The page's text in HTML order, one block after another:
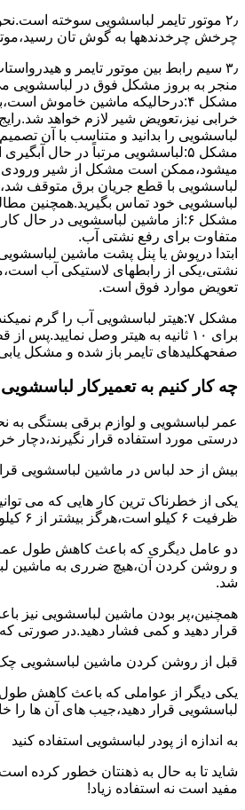
ﭼﺮﺧﺶ چرخدندهها به گوش تان
۳٫ ﺳﯿﻢ راﺑﻂ ﺑﯿﻦ ﻣﻮﺗﻮر ﺗﺎﯾﻤﺮ و
ﻣﻨﺠﺮ ﺑﻪ ﺑﺮوز مشکل ﻓﻮق در لباسشویی
مشکل ۴:درحالیکه ﻣﺎﺷﯿﻦ ﺧﺎﻣﻮش
خرابی نیز،تعویض شیر لازم خواهد
لباسشویی را بدانید و متناسب با آن تصمیم
مشکل ۵:لباسشویی مرتباً در ﺣﺎل
میشود،ممکن است مشکل از شیر ورودی
لباسشویی با قطع جریان برق متوقف
لباسشویی خود تماس بگیرید.همچنین
مشکل ۶:از ﻣﺎﺷﯿﻦ لباسشویی در
متفاوت برای رفع نشتی آب.
ابتدا درپوش یا پنل ﭘﺸﺖ ﻣﺎﺷﯿﻦ
نشتی،ﯾﮑﯽ از رابطهای ﻻﺳﺘﯿﮑﯽ آب
ﺗﻌﻮﯾﺾ ﻣﻮارد ﻓﻮق اﺳﺖ.
برای ۱۰ ﺛﺎﻧﯿﻪ ﺑﻪ ﻫﯿﺘﺮ وصل
صفحهکلیدهای ﺗﺎﯾﻤﺮ باز شده و مشکل
چه کار کنیم به تعمیرکار لباسشویی
عمر لباسشویی و لوازم برقی بستگی به
درستی مورد استفاده قرار نگیرند،دچار خرابی می شوند و هزینه
بیش از حد لباس در ماشین لباسشویی
یکی از خطرناک ترین کار هایی که می
ظرفیت ۶ کیلو است،هرگز بیشتر از ۶ کیلو در داخل آن لباس قرار ندهید.این کار باعث می شود که عمر ماشین لباسشویی شما به شدت افزایش پیدا کند.
دو عامل دیگری که باعث کاهش طول عمر
و روشن کردن آن،هیچ ضرری به ماشین
شد.
همچنین،پر بودن ماشین لباسشویی نیز
قرار دهید و کمی فشار دهید.در صورتی که اندازه ۱ انگشت میان سقف ماشین لباسشویی و لباس ها وجود داشت،دیگر نباید ماشین
قبل از روشن کردن ماشین لباسشویی چک
یکی دیگر از عواملی که باعث کاهش طول
لباسشویی قرار دهید،جیب های آن ها را
به اندازه از پودر لباسشویی استفاده کنید
شاید تا به حال به ذهنتان خطور کرده
مفید است نه استفاده زیاد!